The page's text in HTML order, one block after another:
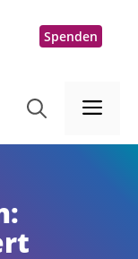
Spenden